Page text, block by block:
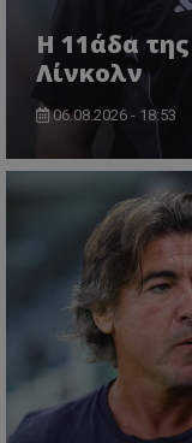
Η 11άδα
Λίνκολν
06.08.2026 - 18:53